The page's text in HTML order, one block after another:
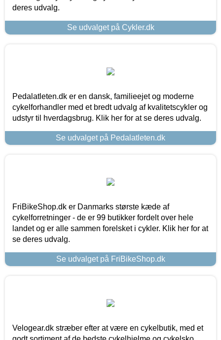
deres udvalg.
Se udvalget på Cykler.dk
Pedalatleten.dk er en dansk, familieejet og moderne
cykelforhandler med et bredt udvalg af kvalitetscykler og
udstyr til hverdagsbrug. Klik her for at se deres udvalg.
Se udvalget på Pedalatleten.dk
FriBikeShop.dk er Danmarks største kæde af
cykelforretninger - de er 99 butikker fordelt over hele
landet og er alle sammen forelsket i cykler. Klik her for at
se deres udvalg.
Se udvalget på FriBikeShop.dk
Velogear.dk stræber efter at være en cykelbutik, med et